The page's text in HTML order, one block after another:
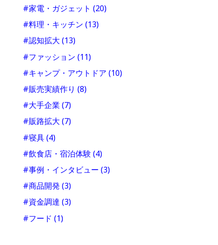
#家電・ガジェット(20)
#料理・キッチン(13)
#認知拡大(13)
#ファッション(11)
#キャンプ・アウトドア(10)
#販売実績作り(8)
#大手企業(7)
#販路拡大(7)
#寝具(4)
#飲食店・宿泊体験(4)
#事例・インタビュー(3)
#商品開発(3)
#資金調達(3)
#フード(1)